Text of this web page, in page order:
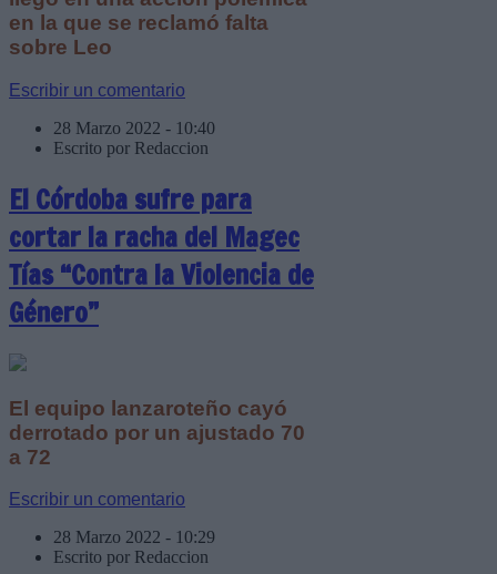
en la que se reclamó falta
sobre Leo
Escribir un comentario
28 Marzo 2022 - 10:40
Escrito por Redaccion
El Córdoba sufre para
cortar la racha del Magec
Tías “Contra la Violencia de
Género”
El equipo lanzaroteño cayó
derrotado por un ajustado 70
a 72
Escribir un comentario
28 Marzo 2022 - 10:29
Escrito por Redaccion